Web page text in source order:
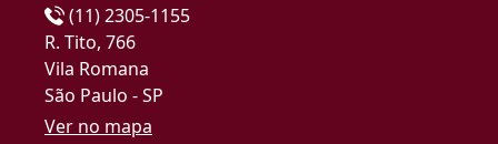
(11) 2305-1155
R. Tito, 766
Vila Romana
São Paulo - SP
Ver no mapa